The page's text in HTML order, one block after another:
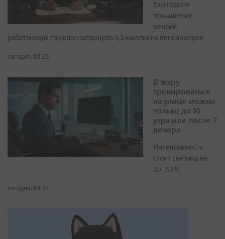
Ежегодное
повышение
пенсий
работающих граждан затронуло 9,3 миллиона пенсионеров
сегодня, 03:23
В жару
тренироваться
на улице можно
только до 10
утра или после 7
вечера
Интенсивность
стоит снизить на
30–50%
сегодня, 04:32